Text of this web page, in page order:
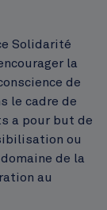
Solidarité
la
de
le cadre de
a pour but de
ou
de la
au